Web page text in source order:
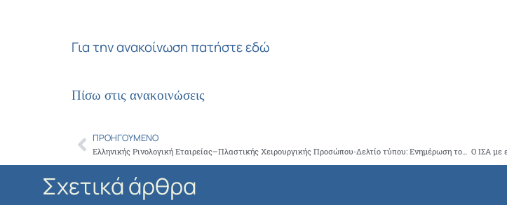
Για την ανακοίνωση πατήστε εδώ
Πίσω στις ανακοινώσεις
Prev
ΠΡΟΗΓΟΎΜΕΝΟ
Ελληνικής Ρινολογική Εταιρείας–Πλαστικής Χειρουργικής Προσώπου-Δελτίο τύπου: Ενημέρωση του κοινού για τις διαταραχές της όσφρησης στην νόσο COVID-19
Σχετικά άρθρα